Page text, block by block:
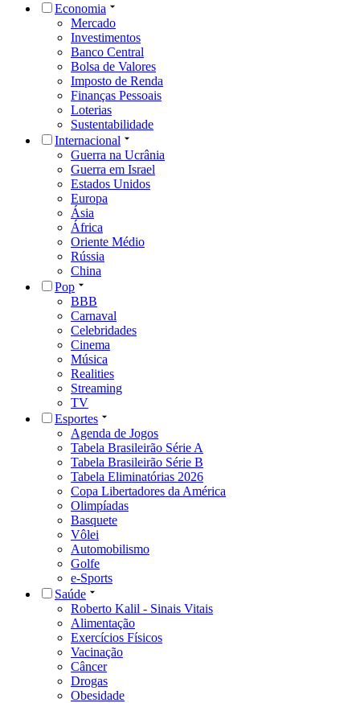
Economia
Mercado
Investimentos
Banco Central
Bolsa de Valores
Imposto de Renda
Finanças Pessoais
Loterias
Sustentabilidade
Internacional
Guerra na Ucrânia
Guerra em Israel
Estados Unidos
Europa
Ásia
África
Oriente Médio
Rússia
China
Pop
BBB
Carnaval
Celebridades
Cinema
Música
Realities
Streaming
TV
Esportes
Agenda de Jogos
Tabela Brasileirão Série A
Tabela Brasileirão Série B
Tabela Eliminatórias 2026
Copa Libertadores da América
Olimpíadas
Basquete
Vôlei
Automobilismo
Golfe
e-Sports
Saúde
Roberto Kalil - Sinais Vitais
Alimentação
Exercícios Físicos
Vacinação
Câncer
Drogas
Obesidade